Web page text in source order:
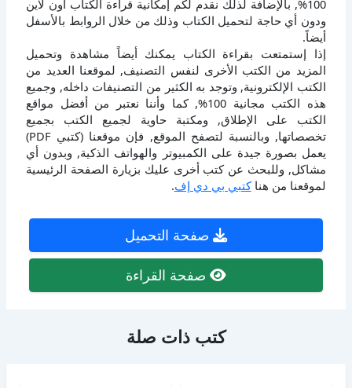
100%, بالإضافة لذلك نقدم لكم إمكانية قراءة الكتاب أون لاين
ودون أي حاجة لتحميل الكتاب وذلك من خلال الروابط بالأسفل
أيضاً.
إذا إستمتعت بقراءة الكتاب يمكنك أيضاً مشاهدة وتحميل
المزيد من الكتب الأخرى لنفس التصنيف, لموقعنا العديد من
الكتب الإلكترونية, وتوجد به الكثير من التصنيفات داخله, وجميع
هذه الكتب مجانية 100%, كما وأننا نعتبر من أفضل مواقع
الكتب على الإطلاق, ومكتبة حاوية لجميع الكتب بجميع
تخصصاتها, وبالنسبة لتصفح الموقع, فإن موقعنا (كتبي PDF)
يعمل بصورة جيدة على الكمبيوتر والهواتف الذكية, وبدون أي
مشاكل, وللبحث عن كتب أخرى عليك بزيارة الصفحة الرئيسية
لموقعنا من هناكتبي بي دي إف.
صفحة التحميل
صفحة القراءة
كتب ذات صلة